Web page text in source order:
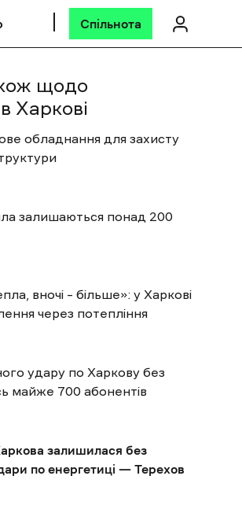
Спільнота
щодо
Харкові
обладнання для захисту
залишаються понад 200
вночі – більше‎»: у Харкові
через потепління
удару по Харкову без
майже 700 абонентів
залишилася без
по енергетиці — Терехов